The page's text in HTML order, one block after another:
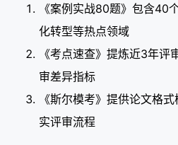
《案例实战80题》包含40
化转型等热点领域
《考点速查》提炼近3年
审差异指标
《斯尔模考》提供论文格
实评审流程